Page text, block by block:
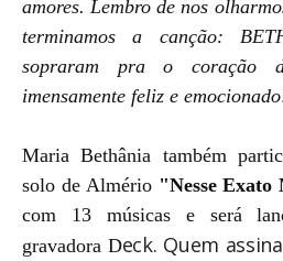
amores. Lembro de nos
terminamos a canção:
sopraram pra o coração
imensamente feliz e
Maria Bethânia também
solo de Almério "Nesse Exato
com 13 músicas e será
gravadora Deck. Quem